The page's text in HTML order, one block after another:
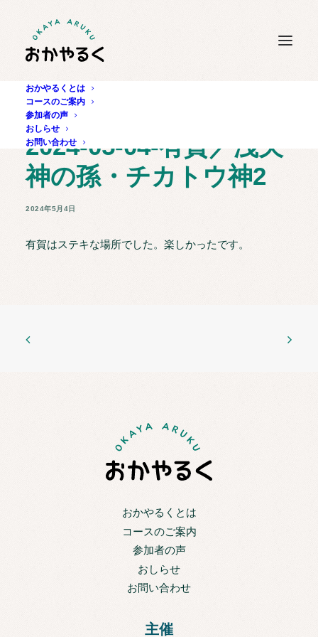
おかやるくとは
コースのご案内
参加者の声
おしらせ
お問い合わせ
2024-05-04-有賀／洩矢
神の孫・チカトウ神2
2024年5月4日
有賀はステキな場所でした。楽しかったです。
おかやるくとは
コースのご案内
参加者の声
おしらせ
お問い合わせ
主催